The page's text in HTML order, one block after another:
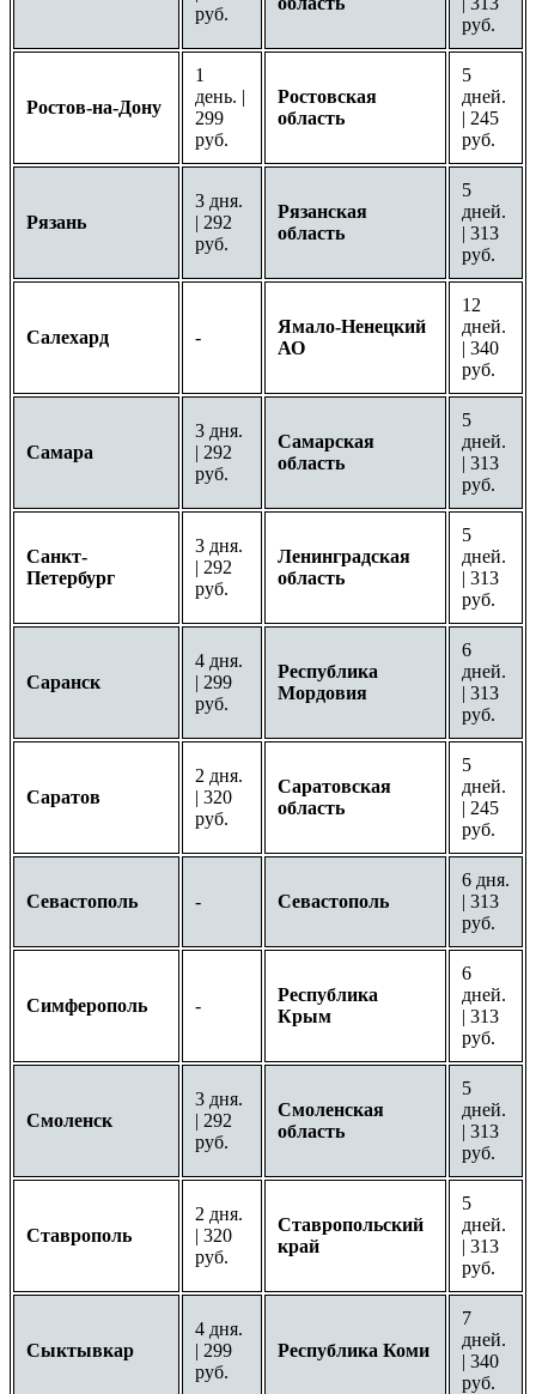
руб.
руб.
Ростов-на-Дону
1
день. |
299
руб.
Ростовская
область
5
дней.
| 245
руб.
Рязань
3 дня.
| 292
руб.
Рязанская
область
5
дней.
| 313
руб.
Салехард -
Ямало-Ненецкий
АО
12
дней.
| 340
руб.
Самара
3 дня.
| 292
руб.
Самарская
область
5
дней.
| 313
руб.
Санкт-
Петербург
3 дня.
| 292
руб.
Ленинградская
область
5
дней.
| 313
руб.
Саранск
4 дня.
| 299
руб.
Республика
Мордовия
6
дней.
| 313
руб.
Саратов
2 дня.
| 320
руб.
Саратовская
область
5
дней.
| 245
руб.
Севастополь - Севастополь
6 дня.
| 313
руб.
Симферополь -
Республика
Крым
6
дней.
| 313
руб.
Смоленск
3 дня.
| 292
руб.
Смоленская
область
5
дней.
| 313
руб.
Ставрополь
2 дня.
| 320
руб.
Ставропольский
край
5
дней.
| 313
руб.
Сыктывкар
4 дня.
| 299
руб.
Республика Коми
7
дней.
| 340
руб.